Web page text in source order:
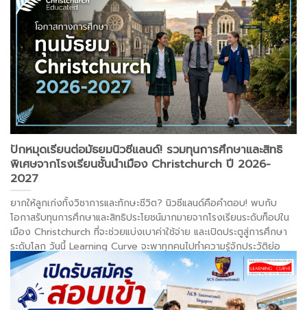
อ่านต่อ >
ปักหมุดเรียนต่อมัธยมนิวซีแลนด์! รวมทุนการศึกษาและสิทธิ
พิเศษจากโรงเรียนชั้นนำเมือง Christchurch ปี 2026-
2027
ยากให้ลูกเก่งทั้งวิชาการและทักษะชีวิต? นิวซีแลนด์คือคำตอบ! พบกับ
โอกาสรับทุนการศึกษาและสิทธิประโยชน์มากมายจากโรงเรียนระดับท็อปใน
เมือง Christchurch ที่จะช่วยแบ่งเบาค่าใช้จ่าย และเปิดประตูสู่การศึกษา
ระดับโลก วันนี้ Learning Curve จะพาทุกคนไปทำความรู้จักประวัติย่อ
ของ 7 โรงเรียนมัธยมชื่อดังของเมืองนี้ พร้อมอัปเดตทุนการศึกษาและข้อ
เสนอพิเศษล่าสุดกันครับ!. . .
อ่านต่อ >